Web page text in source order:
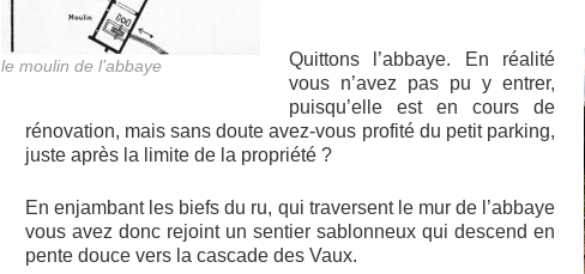
le moulin de l’abbaye
Quittons l’abbaye. En réalité
vous n’avez pas pu y entrer,
puisqu’elle est en cours de
rénovation, mais sans doute avez-vous profité du petit parking,
juste après la limite de la propriété ?
En enjambant les biefs du ru, qui traversent le mur de l’abbaye
vous avez donc rejoint un sentier sablonneux qui descend en
pente douce vers la cascade des Vaux.